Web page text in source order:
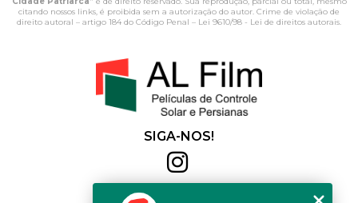
citando nossos links, é proibida sem a autorização do autor. Crime de violação de
direito autoral – artigo 184 do Código Penal – Lei 9610/98 - Lei de direitos autorais.
SIGA-NOS!